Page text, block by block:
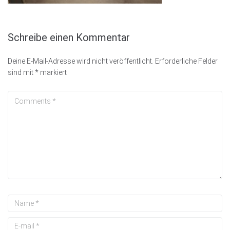
Schreibe einen Kommentar
Deine E-Mail-Adresse wird nicht veröffentlicht. Erforderliche Felder
sind mit* markiert